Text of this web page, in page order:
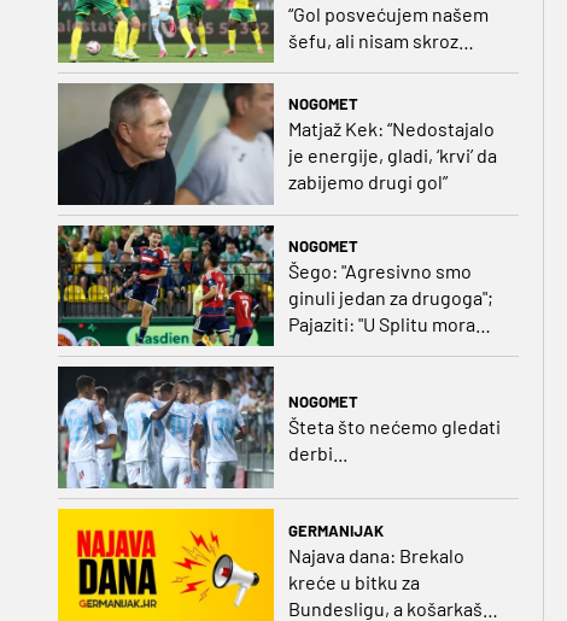
“Gol posvećujem našem
šefu, ali nisam skroz
razlike”
NOGOMET
Matjaž Kek: “Nedostajalo
je energije, gladi, ‘krvi’ da
zabijemo drugi gol”
NOGOMET
Šego: "Agresivno smo
ginuli jedan za drugoga";
Pajaziti: "U Splitu moramo
dovršiti posao"
NOGOMET
Šteta što nećemo gledati
derbi...
GERMANIJAK
Najava dana: Brekalo
kreće u bitku za
Bundesligu, a košarkaški